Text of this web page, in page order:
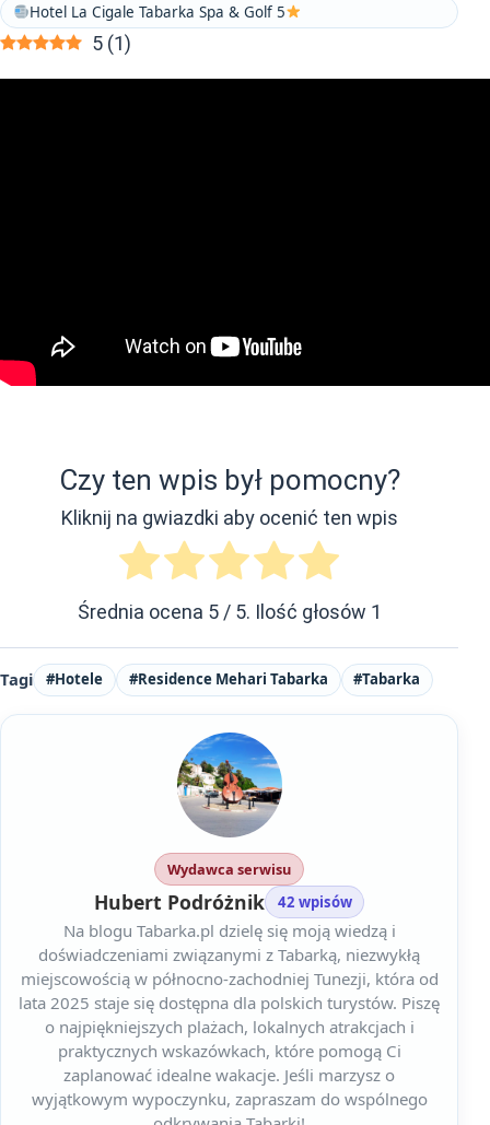
Hotel La Cigale Tabarka Spa & Golf 5
5 (1)
Czy ten wpis był pomocny?
Kliknij na gwiazdki aby ocenić ten wpis
Średnia ocena 5/ 5. Ilość głosów 1
Tagi #Hotele #Residence Mehari Tabarka #Tabarka
Wydawca serwisu
Hubert Podróżnik 42 wpisów
Na blogu Tabarka.pl dzielę się moją wiedzą i
doświadczeniami związanymi z Tabarką, niezwykłą
miejscowością w północno-zachodniej Tunezji, która od
lata 2025 staje się dostępna dla polskich turystów. Piszę
o najpiękniejszych plażach, lokalnych atrakcjach i
praktycznych wskazówkach, które pomogą Ci
zaplanować idealne wakacje. Jeśli marzysz o
wyjątkowym wypoczynku, zapraszam do wspólnego